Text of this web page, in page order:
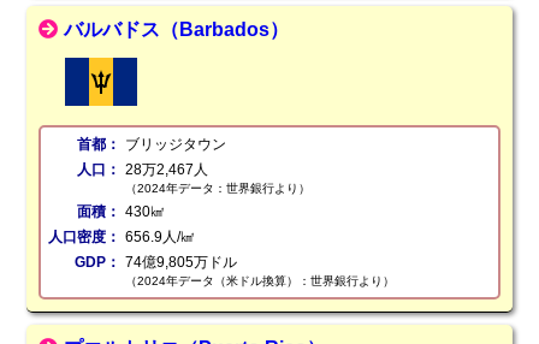
バルバドス（Barbados）
首都：
ブリッジタウン
人口： 28万2,467人
（2024年データ：世界銀行より）
面積： 430㎢
人口密度： 656.9人/㎢
GDP： 74億9,805万ドル
（2024年データ（米ドル換算）：世界銀行より）